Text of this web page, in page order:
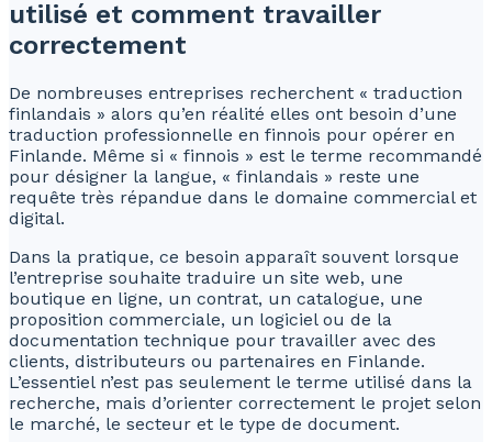
utilisé et comment travailler
correctement
De nombreuses entreprises recherchent « traduction
finlandais » alors qu’en réalité elles ont besoin d’une
traduction professionnelle en finnois pour opérer en
Finlande. Même si « finnois » est le terme recommandé
pour désigner la langue, « finlandais » reste une
requête très répandue dans le domaine commercial et
digital.
Dans la pratique, ce besoin apparaît souvent lorsque
l’entreprise souhaite traduire un site web, une
boutique en ligne, un contrat, un catalogue, une
proposition commerciale, un logiciel ou de la
documentation technique pour travailler avec des
clients, distributeurs ou partenaires en Finlande.
L’essentiel n’est pas seulement le terme utilisé dans la
recherche, mais d’orienter correctement le projet selon
le marché, le secteur et le type de document.